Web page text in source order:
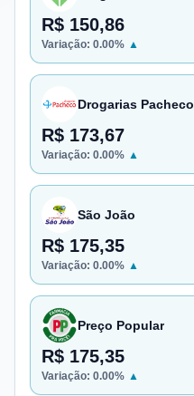
R$ 150,86
Variação: 0.00% ▲
Drogarias Pacheco
R$ 173,67
Variação: 0.00% ▲
São João
R$ 175,35
Variação: 0.00% ▲
Preço Popular
R$ 175,35
Variação: 0.00% ▲